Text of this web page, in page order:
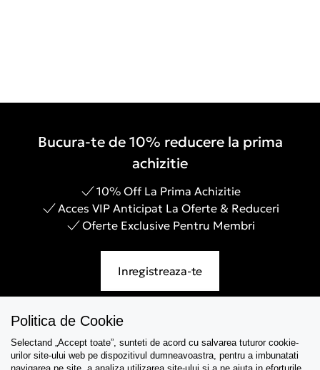
Bucura-te de 10% reducere la prima
achizitie
10% Off La Prima Achizitie
Acces VIP Anticipat La Oferte & Reduceri
Oferte Exclusive Pentru Membri
Inregistreaza-te
Asistenta
Politica de Cookie
Selectand „Accept toate”, sunteti de acord cu salvarea tuturor cookie-
urilor site-ului web pe dispozitivul dumneavoastra, pentru a imbunatati